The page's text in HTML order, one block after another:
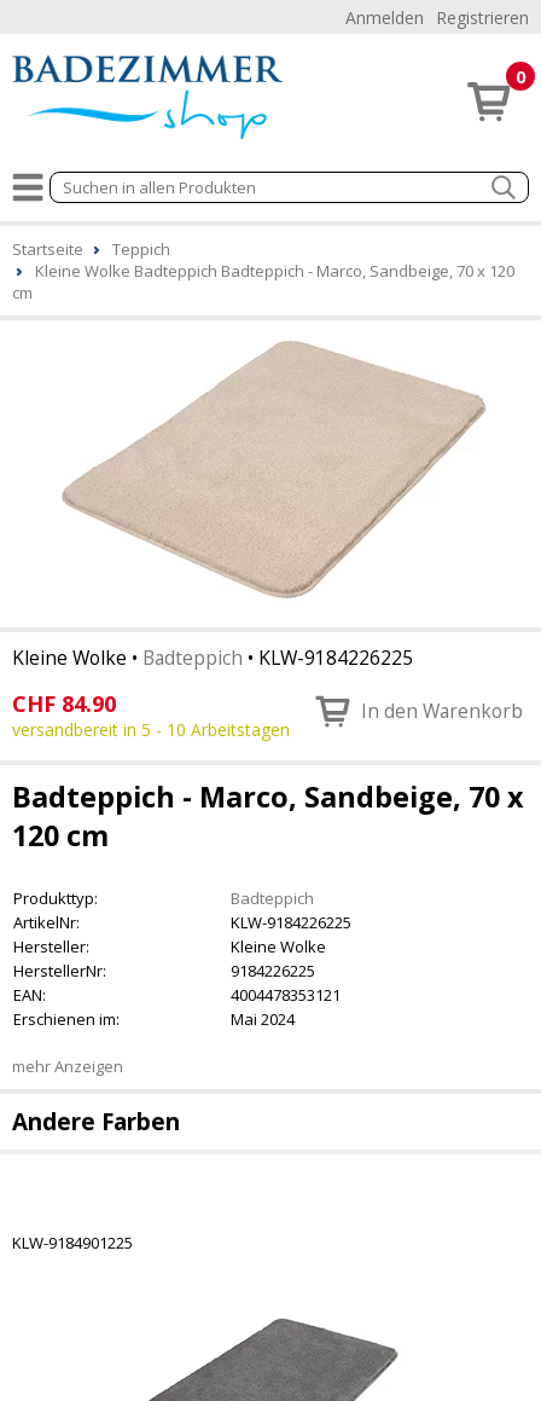
Anmelden Registrieren
0
Startseite
Teppich
Kleine Wolke Badteppich Badteppich - Marco, Sandbeige, 70 x 120
cm
Kleine Wolke • Badteppich • KLW-9184226225
CHF 84.90
versandbereit in 5 - 10 Arbeitstagen
In den Warenkorb
Badteppich - Marco, Sandbeige, 70 x
120 cm
Produkttyp:
Badteppich
ArtikelNr:
KLW-9184226225
Hersteller:
Kleine Wolke
HerstellerNr:
9184226225
EAN:
4004478353121
Erschienen im:
Mai 2024
mehr Anzeigen
Andere Farben
KLW-9184901225